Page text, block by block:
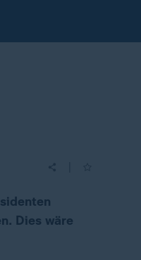
Dies wäre